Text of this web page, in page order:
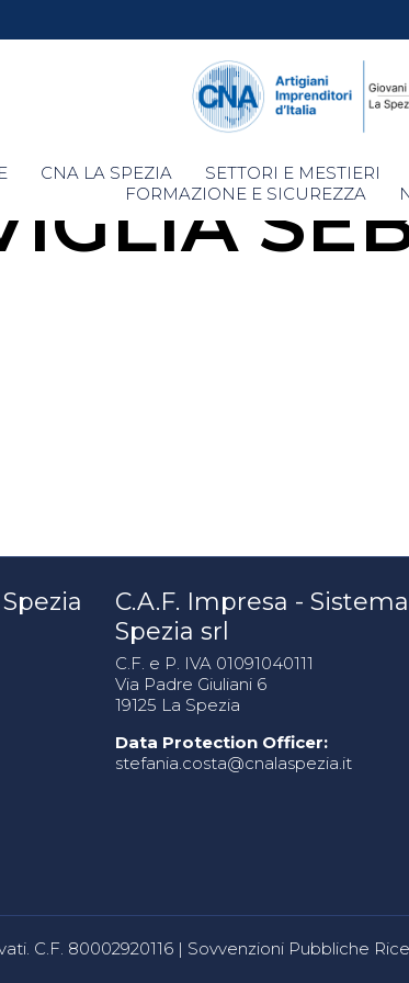
Skip
to
CNA LA SPEZIA SETTORI E MESTIERI
FORMAZIONE E SICUREZZA
C.A.F. Impresa -
Spezia srl
C.F. e P. IVA 01091040111
Via Padre Giuliani 6
19125 La Spezia
Data Protection Officer:
stefania.costa@cnalaspezia.it
C.F. 80002920116 | Sovvenzioni Pubbliche